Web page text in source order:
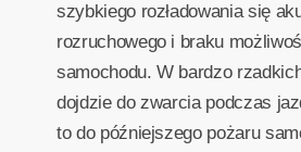
szybkiego rozładowania się
rozruchowego i braku
samochodu. W bardzo
dojdzie do zwarcia podczas
to do późniejszego pożaru